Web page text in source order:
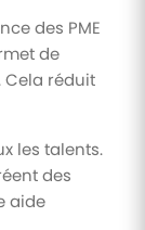
des PME
de
Cela réduit
les talents.
des
aide